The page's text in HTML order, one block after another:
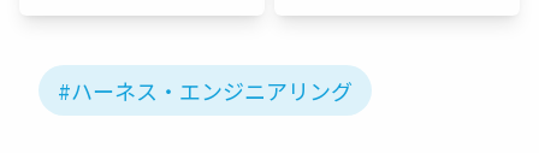
#ハーネス・エンジニアリング